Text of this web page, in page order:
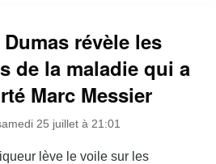
révèle les
de la maladie qui a
Marc Messier
25 juillet à 21:01
lève le voile sur les